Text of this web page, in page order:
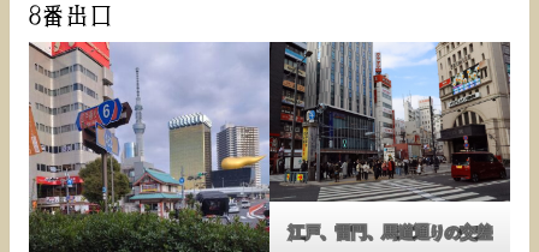
8番出口
江戸、雷門、馬道通りの交差